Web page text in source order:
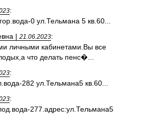
:
0 ул.Тельмана 5 кв.60...
| 21.06.2023:
личными кабинетами.Вы все
что делать пенс�...
:
282 ул.Тельмана5 кв.60...
:
277.адрес:ул.Тельмана5